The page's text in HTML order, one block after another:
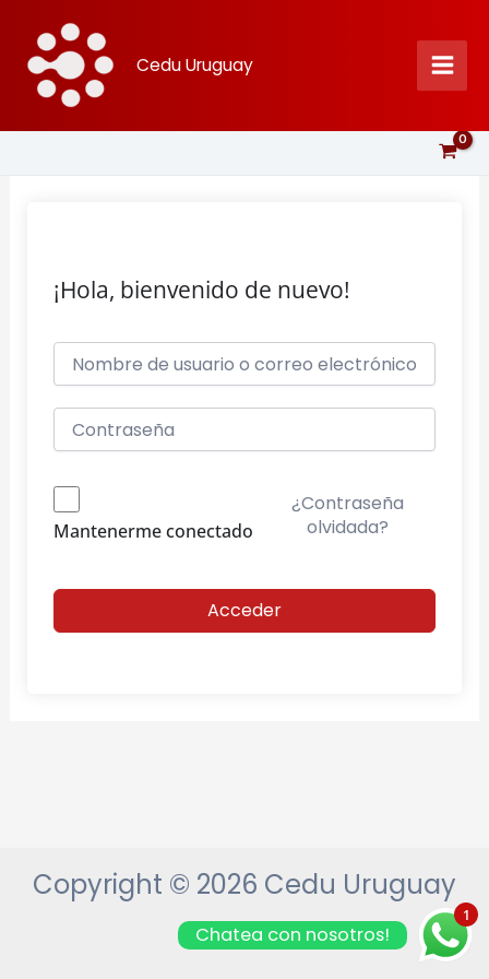
contenido
Cedu Uruguay
¡Hola, bienvenido de nuevo!
Mantenerme conectado
¿Contraseña
olvidada?
Acceder
Copyright © 2026 Cedu Uruguay
1
Chatea con nosotros!